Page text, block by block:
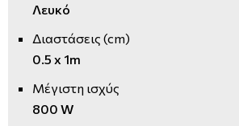
Λευκό
Διαστάσεις (cm)
0.5 x 1m
Μέγιστη ισχύς
800 W